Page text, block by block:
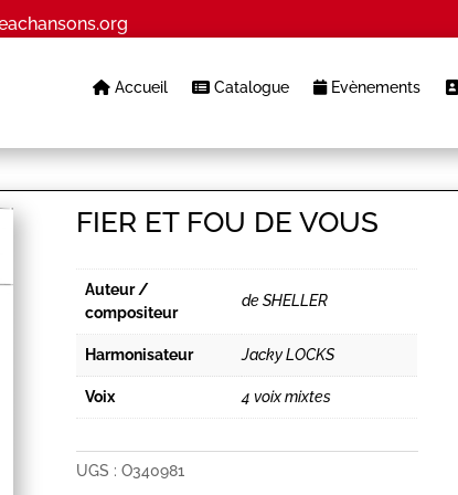
Accueil Catalogue Evènements
FIER ET FOU DE VOUS
Auteur /
compositeur
de SHELLER
Harmonisateur Jacky LOCKS
Voix 4 voix mixtes
UGS :O340981